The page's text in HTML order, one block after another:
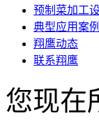
预制菜加工
典型应用案例
翔鹰动态
联系翔鹰
您现在